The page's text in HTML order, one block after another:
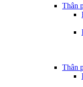
Thân
Thân